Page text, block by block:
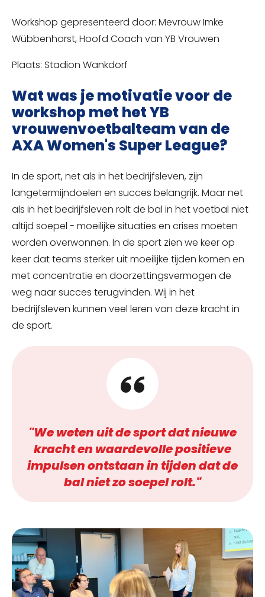
Workshop gepresenteerd door: Mevrouw Imke
Wübbenhorst, Hoofd Coach van YB Vrouwen
Plaats: Stadion Wankdorf
Wat was je motivatie voor de
workshop met het YB
vrouwenvoetbalteam van de
AXA Women's Super League?
In de sport, net als in het bedrijfsleven, zijn
langetermijndoelen en succes belangrijk. Maar net
als in het bedrijfsleven rolt de bal in het voetbal niet
altijd soepel - moeilijke situaties en crises moeten
worden overwonnen. In de sport zien we keer op
keer dat teams sterker uit moeilijke tijden komen en
met concentratie en doorzettingsvermogen de
weg naar succes terugvinden. Wij in het
bedrijfsleven kunnen veel leren van deze kracht in
de sport.
"We weten uit de sport dat nieuwe
kracht en waardevolle positieve
impulsen ontstaan in tijden dat de
bal niet zo soepel rolt."